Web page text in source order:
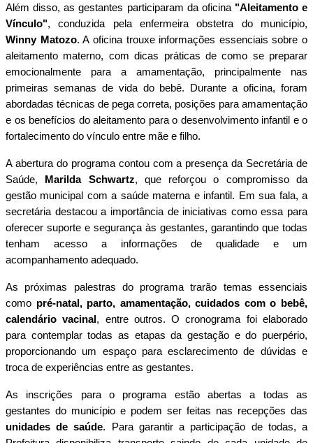
Além disso, as gestantes participaram da oficina "Aleitamento e
Vínculo", conduzida pela enfermeira obstetra do município,
Winny Matozo. A oficina trouxe informações essenciais sobre o
aleitamento materno, com dicas práticas de como se preparar
emocionalmente para a amamentação, principalmente nas
primeiras semanas de vida do bebê. Durante a oficina, foram
abordadas técnicas de pega correta, posições para amamentação
e os benefícios do aleitamento para o desenvolvimento infantil e o
fortalecimento do vínculo entre mãe e filho.
A abertura do programa contou com a presença da Secretária de
Saúde,
Marilda Schwartz, que reforçou o compromisso da
gestão municipal com a saúde materna e infantil. Em sua fala, a
secretária destacou a importância de iniciativas como essa para
oferecer suporte e segurança às gestantes, garantindo que todas
tenham acesso a informações de qualidade e um
acompanhamento adequado.
As próximas palestras do programa trarão temas essenciais
como pré-natal, parto, amamentação, cuidados com o bebê,
calendário vacinal , entre outros. O cronograma foi elaborado
para contemplar todas as etapas da gestação e do puerpério,
proporcionando um espaço para esclarecimento de dúvidas e
troca de experiências entre as gestantes.
As inscrições para o programa estão abertas a todas as
gestantes do município e podem ser feitas nas recepções das
unidades de saúde. Para garantir a participação de todas, a